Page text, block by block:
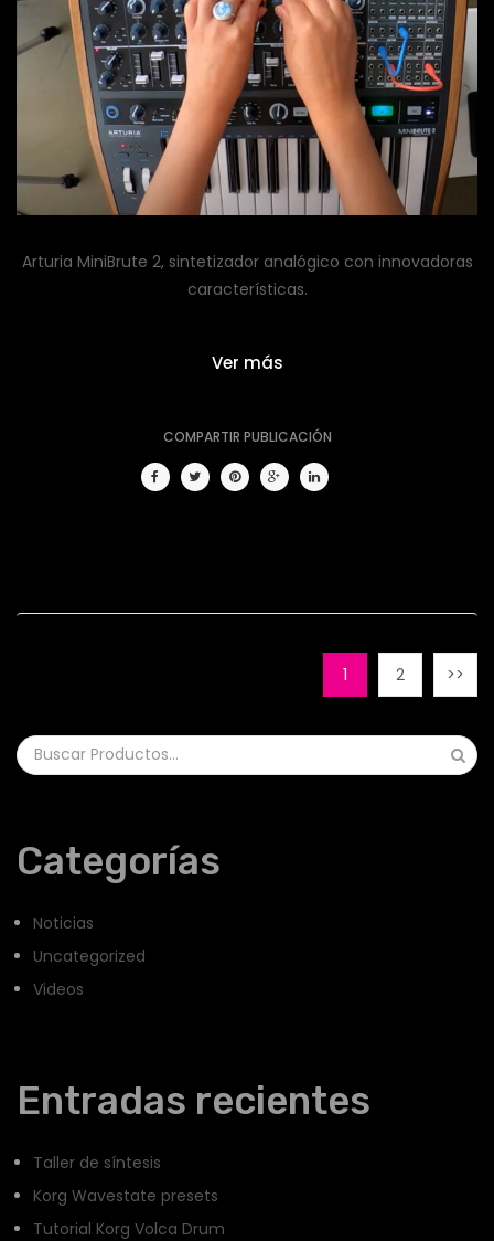
Arturia MiniBrute 2, sintetizador analógico con innovadoras
características.
Ver más
COMPARTIR PUBLICACIÓN
1 2
Categorías
Noticias
Uncategorized
Videos
Entradas recientes
Taller de síntesis
Korg Wavestate presets
Tutorial Korg Volca Drum